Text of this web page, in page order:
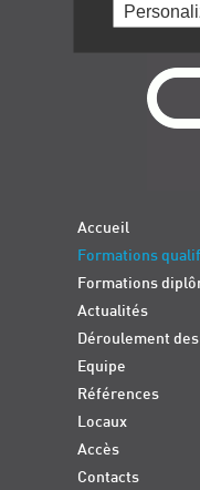
Navigation
Accueil
Formations
Formations
Actualités
Déroulement
Equipe
Références
Locaux
Accès
Contacts